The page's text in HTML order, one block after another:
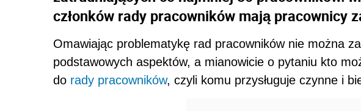
członków rady pracowników mają pracownicy
Omawiając problematykę rad pracowników nie można
podstawowych aspektów, a mianowicie o pytaniu kto
do rady pracowników, czyli komu przysługuje czynne i